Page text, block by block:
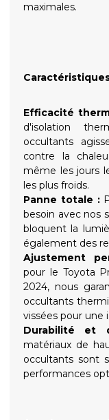
maximales.
Efficacité
d'isolation
occultants
contre la
même les jours
les plus froids.
Panne totale :
besoin avec nos
bloquent la
également des
Ajustement
pour le Toyota
2024, nous
occultants
vissées pour une
Durabilité et
matériaux de
occultants sont
performances